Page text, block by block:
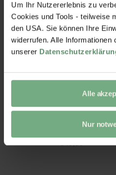
Um Ihr Nutzererlebnis zu
Cookies und Tools - teilweise
den USA. Sie können Ihre
widerrufen. Alle Informationen
unserer
Alle
Nur
Nattokinase Kapseln
€ 21,80
€19,80